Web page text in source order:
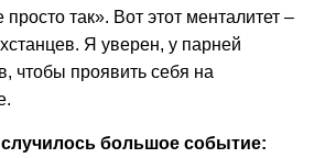
просто так». Вот этот менталитет –
Я уверен, у парней
чтобы проявить себя на
случилось большое событие: